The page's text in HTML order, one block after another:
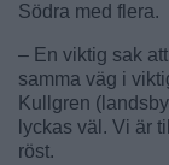
Södra med flera.
– En viktig sak
samma väg i
Kullgren
lyckas väl. Vi är
röst.